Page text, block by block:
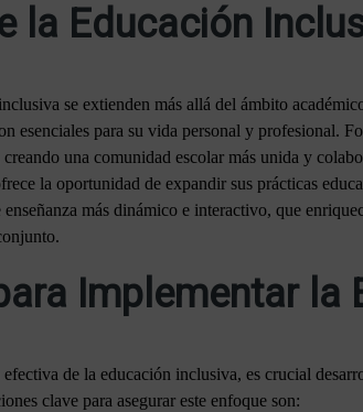
la Educación
se extienden más allá del ámbito
esenciales para su vida personal y profesional.
una comunidad escolar más unida y
la oportunidad de expandir sus prácticas
más dinámico e interactivo, que
Implementar la
de la educación inclusiva, es crucial
clave para asegurar este enfoque son: